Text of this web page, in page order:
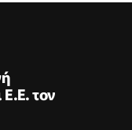
τον